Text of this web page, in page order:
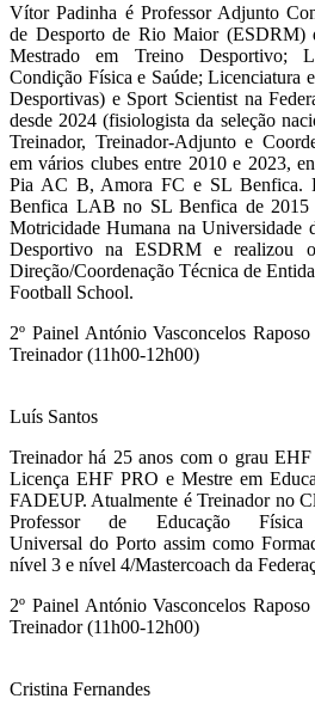
Vítor Padinha é Professor Adjunto
de Desporto de Rio Maior (ESDRM)
Mestrado em Treino Desportivo;
Condição Física e Saúde; Licenciatura
Desportivas) e Sport Scientist na
desde 2024 (fisiologista da seleção
Treinador, Treinador-Adjunto e
em vários clubes entre 2010 e 2023,
Pia AC B, Amora FC e SL Benfica.
Benfica LAB no SL Benfica de 2015
Motricidade Humana na Universidade
Desportivo na ESDRM e realizou
Direção/Coordenação Técnica de
Football School.
2º Painel António Vasconcelos
Treinador (11h00-12h00)
Luís Santos
Treinador há 25 anos com o grau
Licença EHF PRO e Mestre em
FADEUP. Atualmente é Treinador no
Professor de Educação
Universal do Porto assim como
nível 3 e nível 4/Mastercoach da
2º Painel António Vasconcelos
Treinador (11h00-12h00)
Cristina Fernandes